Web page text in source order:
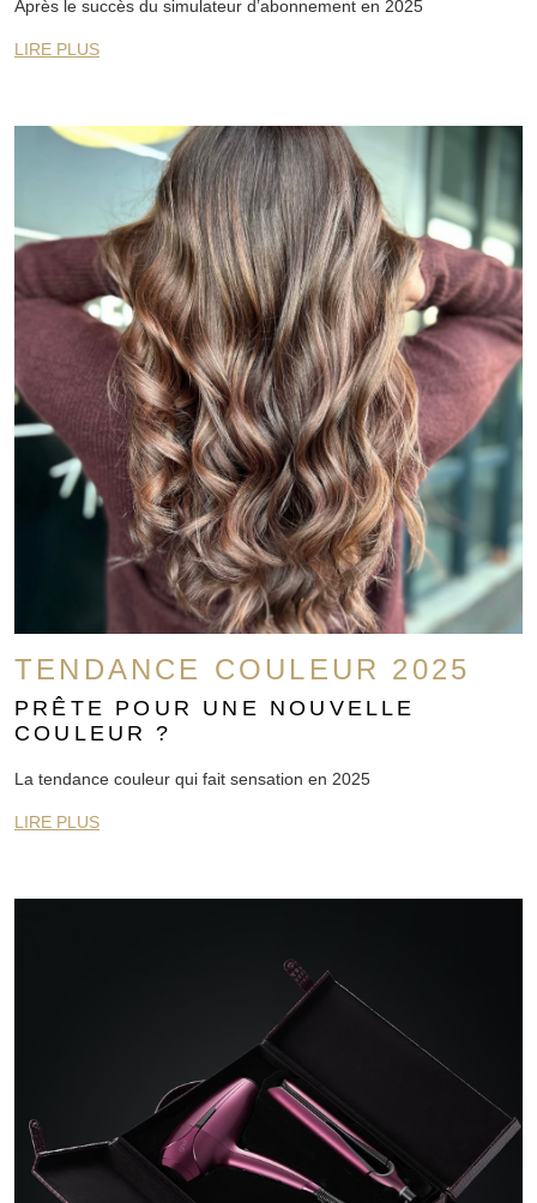
Après le succès du simulateur d’abonnement en 2025
LIRE PLUS
TENDANCE COULEUR 2025
PRÊTE POUR UNE NOUVELLE
COULEUR ?
La tendance couleur qui fait sensation en 2025
LIRE PLUS